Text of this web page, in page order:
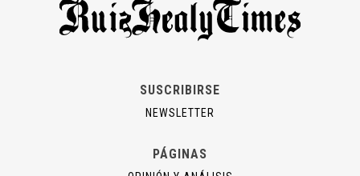
SUSCRIBIRSE
NEWSLETTER
PÁGINAS